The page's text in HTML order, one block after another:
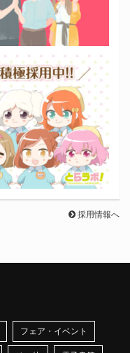
採用情報へ
フェア・イベント